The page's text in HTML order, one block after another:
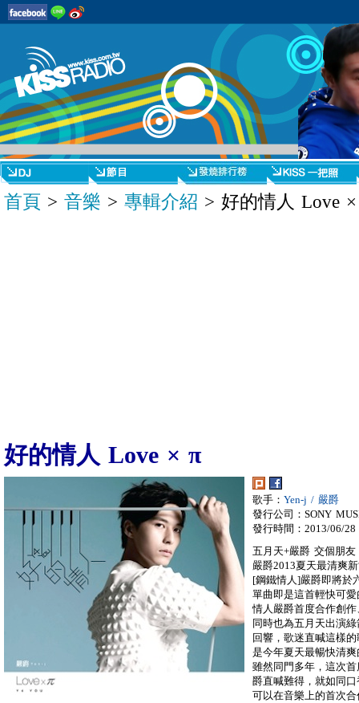
首頁 > 音樂 > 專輯介紹 > 好的情人 Love
好的情人 Love × π
歌手： Yen-j / 嚴爵
發行公司：SONY
發行時間：2013/06/28
五月天+嚴爵 交個朋
嚴爵2013夏天最清爽
[鋼鐵情人]嚴爵即將於
單曲即是這首輕快可
情人嚴爵首度合作創
同時也為五月天出演
回響，歌迷直喊這樣
是今年夏天最暢快清
雖然同門多年，這次
爵直喊難得，就如同
可以在音樂上的首次